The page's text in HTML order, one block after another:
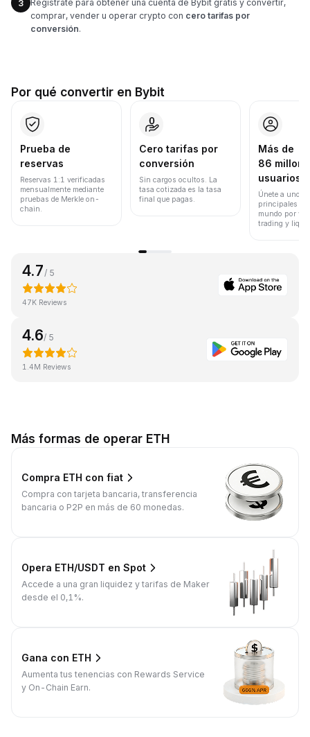
3
Regístrate para obtener una cuenta de Bybit gratis y convertir,
comprar, vender u operar crypto con cero tarifas por
conversión.
Por qué convertir en Bybit
Prueba de
reservas
Reservas 1:1 verificadas
mensualmente mediante
pruebas de Merkle on-
chain.
Cero tarifas por
conversión
Sin cargos ocultos. La
tasa cotizada es la tasa
final que pagas.
Más de
86
usuarios
Únete a uno
principales
mundo por
trading y
4.7 / 5
47K Reviews
4.6/ 5
1.4M Reviews
Más formas de operar ETH
Compra ETH con fiat
Compra con tarjeta bancaria, transferencia
bancaria o P2P en más de 60 monedas.
Opera ETH/USDT en Spot
Accede a una gran liquidez y tarifas de Maker
desde el 0,1%.
Gana con ETH
Aumenta tus tenencias con Rewards Service
y On-Chain Earn.